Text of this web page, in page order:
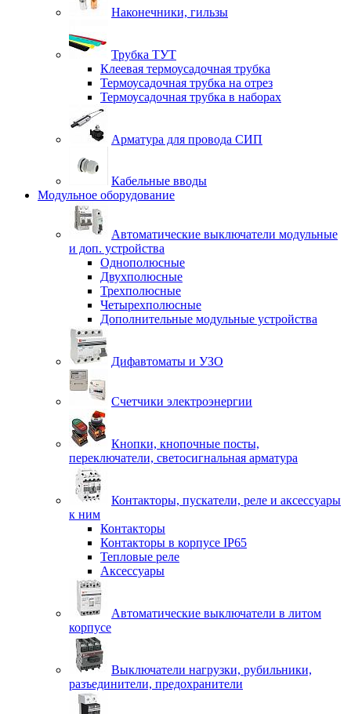
Наконечники, гильзы
Трубка ТУТ
Клеевая термоусадочная трубка
Термоусадочная трубка на отрез
Термоусадочная трубка в наборах
Арматура для провода СИП
Кабельные вводы
Модульное оборудование
Автоматические выключатели модульные
и доп. устройства
Однополюсные
Двухполюсные
Трехполюсные
Четырехполюсные
Дополнительные модульные устройства
Дифавтоматы и УЗО
Счетчики электроэнергии
Кнопки, кнопочные посты,
переключатели, светосигнальная арматура
Контакторы, пускатели, реле и аксессуары
к ним
Контакторы
Контакторы в корпусе IP65
Тепловые реле
Аксессуары
Автоматические выключатели в литом
корпусе
Выключатели нагрузки, рубильники,
разъединители, предохранители